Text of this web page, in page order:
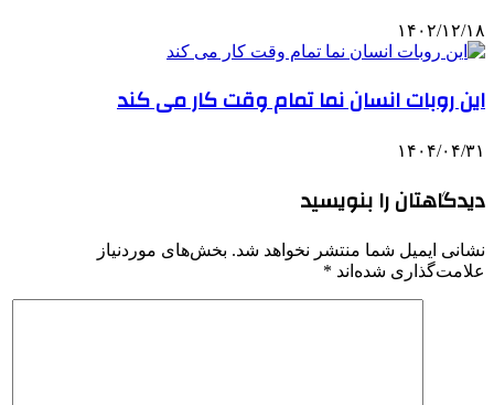
۱۴۰۲/۱۲/۱۸
این روبات انسان نما تمام وقت کار می کند
۱۴۰۴/۰۴/۳۱
دیدگاهتان را بنویسید
نشانی ایمیل شما منتشر نخواهد شد. بخش‌های موردنیاز
علامت‌گذاری شده‌اند *